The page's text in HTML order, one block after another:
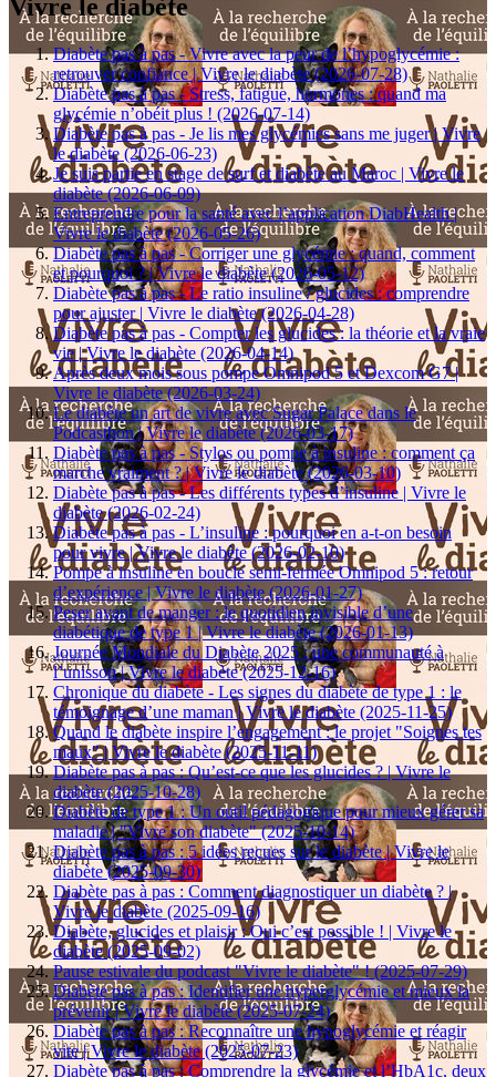
Vivre le diabète
Diabète pas à pas - Vivre avec la peur de l’hypoglycémie :
retrouver confiance | Vivre le diabète (2026-07-28)
Diabète pas à pas - Stress, fatigue, hormones : quand ma
glycémie n’obéit plus ! (2026-07-14)
Diabète pas à pas - Je lis mes glycémies sans me juger | Vivre
le diabète (2026-06-23)
Je suis partie en stage de surf et diabète au Maroc | Vivre le
diabète (2026-06-09)
Entreprendre pour la santé avec l’application DiabHealth |
Vivre le diabète (2026-05-26)
Diabète pas à pas - Corriger une glycémie : quand, comment
et pourquoi ? | Vivre le diabète (2026-05-12)
Diabète pas à pas - Le ratio insuline / glucides : comprendre
pour ajuster | Vivre le diabète (2026-04-28)
Diabète pas à pas - Compter les glucides : la théorie et la vraie
vie | Vivre le diabète (2026-04-14)
Après deux mois sous pompe Omnipod 5 et Dexcom G7 |
Vivre le diabète (2026-03-24)
Le diabète un art de vivre avec Sugar Palace dans le
Podcasthon | Vivre le diabète (2026-03-17)
Diabète pas à pas - Stylos ou pompe à insuline : comment ça
marche vraiment ? | Vivre le diabète (2026-03-10)
Diabète pas à pas - Les différents types d’insuline | Vivre le
diabète (2026-02-24)
Diabète pas à pas - L’insuline : pourquoi en a-t-on besoin
pour vivre | Vivre le diabète (2026-02-10)
Pompe à insuline en boucle semi-fermée Omnipod 5 : retour
d’expérience | Vivre le diabète (2026-01-27)
Peser avant de manger : le quotidien invisible d’une
diabétique de type 1 | Vivre le diabète (2026-01-13)
Journée Mondiale du Diabète 2025 : une communauté à
l’unisson | Vivre le diabète (2025-12-16)
Chronique du diabète - Les signes du diabète de type 1 : le
témoignage d’une maman | Vivre le diabète (2025-11-25)
Quand le diabète inspire l’engagement : le projet "Soignes tes
maux" | Vivre le diabète (2025-11-11)
Diabète pas à pas : Qu’est-ce que les glucides ? | Vivre le
diabète (2025-10-28)
Diabète de type 1 : Un outil pédagogique pour mieux gérer sa
maladie | "Vivre son diabète" (2025-10-14)
Diabète pas à pas : 5 idées reçues sur le diabète | Vivre le
diabète (2025-09-30)
Diabète pas à pas : Comment diagnostiquer un diabète ? |
Vivre le diabète (2025-09-16)
Diabète, glucides et plaisir : Oui c’est possible ! | Vivre le
diabète (2025-09-02)
Pause estivale du podcast "Vivre le diabète" ! (2025-07-29)
Diabète pas à pas : Identifier une hyperglycémie et mieux la
prévenir | Vivre le diabète (2025-07-24)
Diabète pas à pas : Reconnaître une hypoglycémie et réagir
vite | Vivre le diabète (2025-07-23)
Diabète pas à pas : Comprendre la glycémie et l’HbA1c, deux